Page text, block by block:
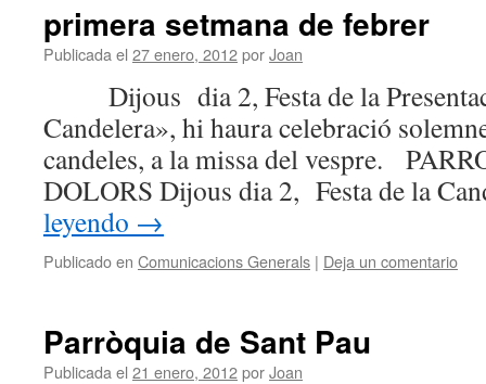
primera setmana de febrer
Publicada el 27 enero, 2012porJoan
Dijous dia 2, Festa de la
Candelera», hi haura celebració
candeles, a la missa del vespre.
DOLORS Dijous dia 2, Festa de la
leyendo →
Publicado en Comunicacions Generals | Deja un comentario
Parròquia de Sant Pau
Publicada el 21 enero, 2012porJoan